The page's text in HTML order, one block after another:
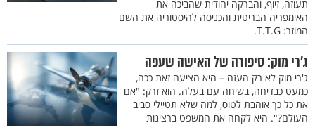
תעוזה, זיוף, והברקה יהודית שהביכה את
האימפריה הבריטית והכניסה להיסטוריה את השם
המוזר: T.T.G.
ג'רי מוק: סיפורה של האישה שעפה
ג'רי מוק לא רק העזה – היא הציעה זאת ככה,
כמעט כבדיחה, בשיחה עם בעלה. הוא זרק: "אם
את כל כך אוהבת לטוס, למה שלא תטיילי סביב
העולם?". היא לקחה את המשפט ברצינות